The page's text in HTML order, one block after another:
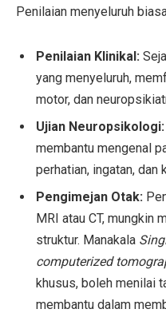
Penilaian menyeluruh
Penilaian Klinikal:
yang menyeluruh,
motor, dan
Ujian Neuropsikologi:
membantu mengenal
perhatian, ingatan,
Pengimejan Otak:
MRI atau CT, mungkin
struktur. Manakala
computerized
khusus, boleh menilai
membantu dalam